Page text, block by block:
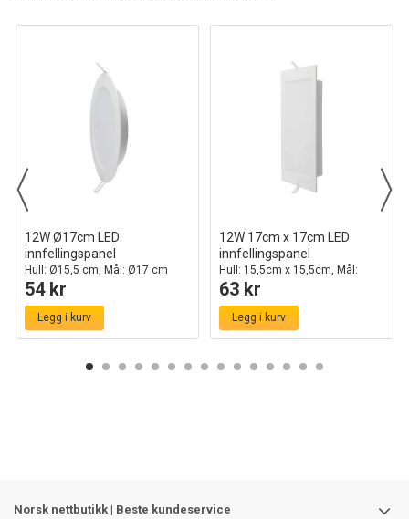
12W Ø17cm LED
innfellingspanel
Hull: Ø15,5 cm, Mål: Ø17 cm
54 kr
Legg i kurv
12W 17cm x 17cm LED
innfellingspanel
Hull: 15,5cm x 15,5cm, Mål:
17cm x 17cm
63 kr
Legg i kurv
Norsk nettbutikk | Beste kundeservice